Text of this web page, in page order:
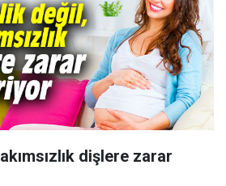
dişlere zarar